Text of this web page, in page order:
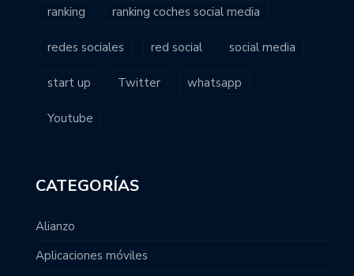
ranking ranking coches social media
redes sociales red social social media
start up Twitter whatsapp
Youtube
CATEGORÍAS
Alianzo
Aplicaciones móviles